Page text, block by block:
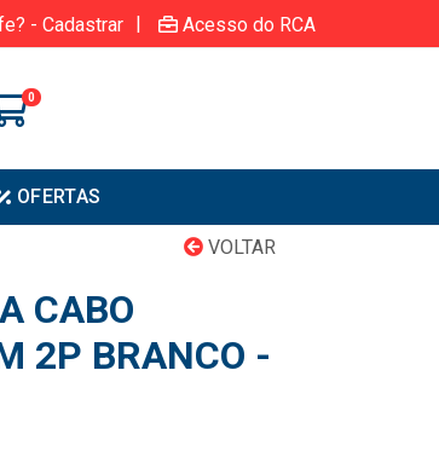
- Cadastrar | Acesso do RCA
0
OFERTAS
VOLTAR
CABO
2P BRANCO -